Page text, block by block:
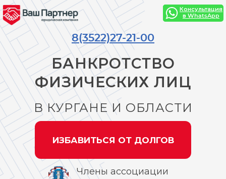
БАНКРОТСТВО
ФИЗИЧЕСКИХ ЛИЦ
ИЗБАВИТЬСЯ ОТ ДОЛГОВ
8(3522)27-21-00
В КУРГАНЕ И ОБЛАСТИ
Консультация
в WhatsApp
Члены ассоциации